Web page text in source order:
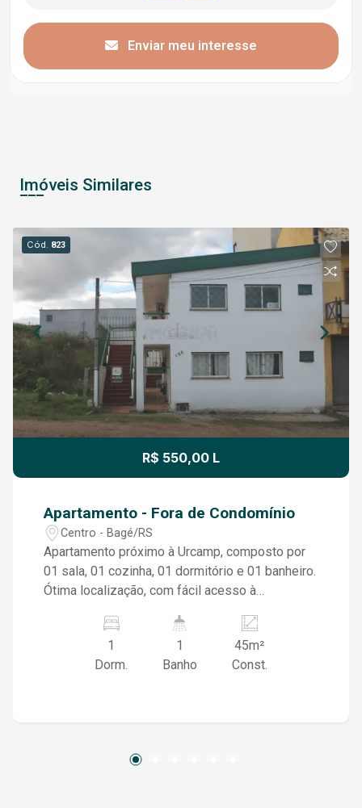
Enviar meu interesse
Imóveis Similares
Cód. 823
R$ 550,00 L
Apartamento - Fora de Condomínio
Centro - Bagé/RS
Apartamento próximo à Urcamp, composto por
01 sala, 01 cozinha, 01 dormitório e 01 banheiro.
Ótima localização, com fácil acesso à
1
Dorm.
1
Banho
45m²
Const.